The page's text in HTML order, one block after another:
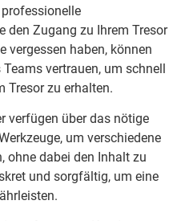
den Zugang zu Ihrem Tresor
vergessen haben, können
vertrauen, um schnell
Tresor zu erhalten.
verfügen über das nötige
um verschiedene
ohne dabei den Inhalt zu
und sorgfältig, um eine